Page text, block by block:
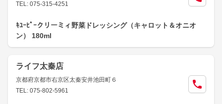
TEL: 075-315-4251
ｷﾕｰﾋﾟｰクリーミィ野菜ドレッシング（キャロット＆オニオ
ン） 180ml
ライフ太秦店
京都府京都市右京区太秦安井池田町６
TEL: 075-802-5961